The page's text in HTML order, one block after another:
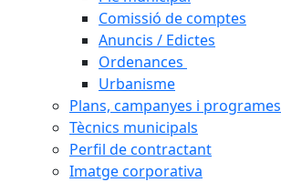
Comissió de comptes
Anuncis / Edictes
Ordenances
Urbanisme
Plans, campanyes i programes
Tècnics municipals
Perfil de contractant
Imatge corporativa